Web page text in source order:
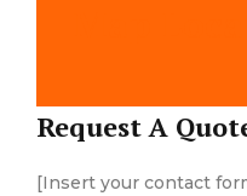
Request A
[Insert your contact